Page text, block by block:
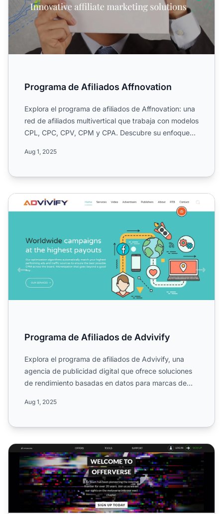
Programa de Afiliados Affnovation
Explora el programa de afiliados de Affnovation: una
red de afiliados multivertical que trabaja con modelos
CPL, CPC, CPV, CPM y CPA. Descubre su enfoque
Aug 1, 2025
Programa de Afiliados de Advivify
Programa de Afiliados de Advivify
Explora el programa de afiliados de Advivify, una
agencia de publicidad digital que ofrece soluciones
de rendimiento basadas en datos para marcas de
Aug 1, 2025
Programa de Afiliados de Offerverse